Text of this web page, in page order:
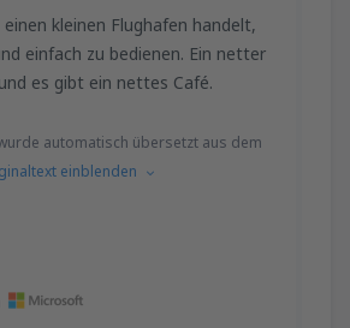
kleinen Flughafen handelt,
einfach zu bedienen. Ein netter
es gibt ein nettes Café.
automatisch übersetzt aus dem
einblenden